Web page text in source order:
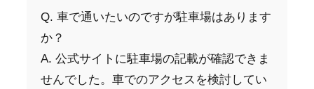
Q. 車で通いたいのですが駐車場はあります
か？
A. 公式サイトに駐車場の記載が確認できま
せんでした。車でのアクセスを検討してい